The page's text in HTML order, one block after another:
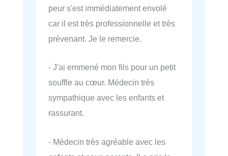
peur s'est immédiatement envolé
car il est très professionnelle et très
prévenant. Je le remercie.
- J'ai emmené mon fils pour un petit
souffle au cœur. Médecin très
sympathique avec les enfants et
rassurant.
- Médecin très agréable avec les